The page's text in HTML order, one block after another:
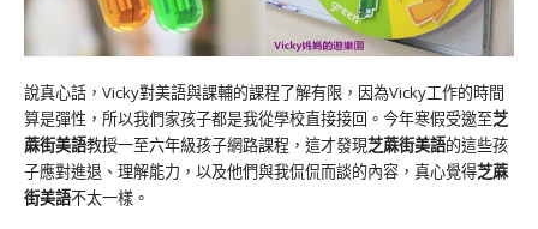
說真心話，Vicky對美語與課輔的課程了解有限，因為Vicky工作的時間
算是彈性，所以我們家孩子都是我從學校直接接回。今年寒假受邀至芝
蔴街美語教授一至六年級孩子網路課程，這才發現芝蔴街美語的這些孩
子應對進退、理解能力，以及他們與我侃侃而談的內容，真心覺得芝蔴
街美語不太一樣。